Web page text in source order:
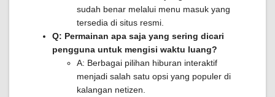
sudah benar melalui menu masuk yang
tersedia di situs resmi.
Q: Permainan apa saja yang sering dicari
pengguna untuk mengisi waktu luang?
A: Berbagai pilihan hiburan interaktif
menjadi salah satu opsi yang populer di
kalangan netizen.